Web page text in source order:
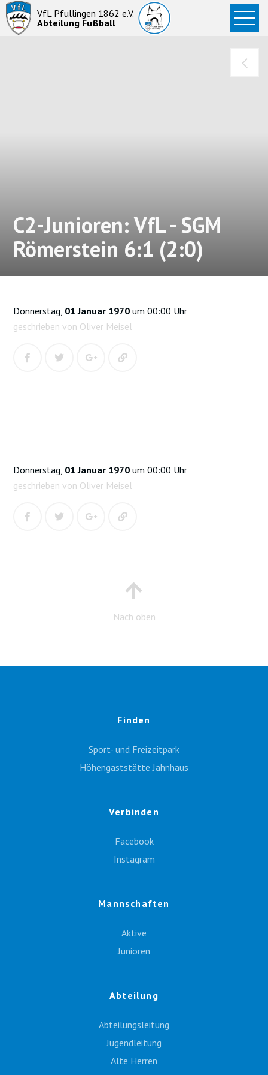
VfL Pfullingen 1862 e.V.
Abteilung Fußball
Startseite
News
C2-Junioren: VfL - SGM
Römerstein 6:1 (2:0)
Donnerstag, 01 Januar 1970 um 00:00 Uhr
geschrieben von Oliver Meisel
Donnerstag, 01 Januar 1970 um 00:00 Uhr
geschrieben von Oliver Meisel
Nach oben
Finden
Sport- und Freizeitpark
Höhengaststätte Jahnhaus
Verbinden
Facebook
Instagram
Mannschaften
Aktive
Junioren
Abteilung
Abteilungsleitung
Jugendleitung
Alte Herren